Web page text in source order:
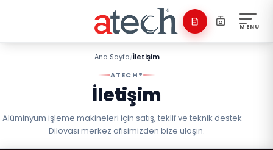
MENU
Ana Sayfa/İletişim
ATECH®
İletişim
Alüminyum işleme makineleri için satış, teklif ve teknik destek —
Dilovası merkez ofisimizden bize ulaşın.